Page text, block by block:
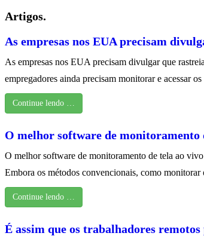
Artigos.
As empresas nos EUA precisam
As empresas nos EUA precisam divulgar que
empregadores ainda precisam monitorar e acessar
Continue lendo …
O melhor software de monitoramento
O melhor software de monitoramento de tela ao
Embora os métodos convencionais, como
Continue lendo …
É assim que os trabalhadores